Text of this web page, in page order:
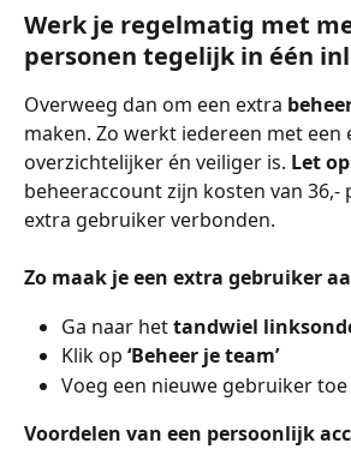
Werk je regelmatig met
personen tegelijk in één
Overweeg dan om een extra
maken. Zo werkt iedereen met een
overzichtelijker én veiliger is. Let
beheeraccount zijn kosten van 36,-
extra gebruiker verbonden.
Zo maak je een extra gebruiker
Ga naar het tandwiel
Klik op ‘Beheer je team’
Voeg een nieuwe gebruiker toe
Voordelen van een persoonlijk